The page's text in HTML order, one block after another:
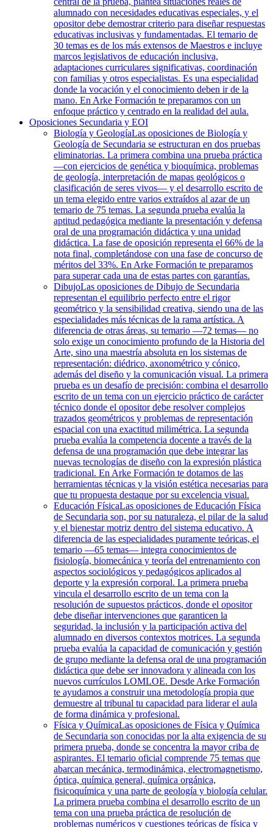
alumnado con necesidades educativas especiales, y el
opositor debe demostrar criterio para diseñar respuestas
educativas inclusivas y fundamentadas. El temario de
30 temas es de los más extensos de Maestros e incluye
marcos legislativos de educación inclusiva,
adaptaciones curriculares significativas, coordinación
con familias y otros especialistas. Es una especialidad
donde la vocación y el conocimiento deben ir de la
mano. En Arke Formación te preparamos con un
enfoque práctico y centrado en la realidad del aula.
Oposiciones Secundaria y EOI
Biología y GeologíaLas oposiciones de Biología y
Geología de Secundaria se estructuran en dos pruebas
eliminatorias. La primera combina una prueba práctica
—con ejercicios de genética y bioquímica, problemas
de geología, interpretación de mapas geológicos o
clasificación de seres vivos— y el desarrollo escrito de
un tema elegido entre varios extraídos al azar de un
temario de 75 temas. La segunda prueba evalúa la
aptitud pedagógica mediante la presentación y defensa
oral de una programación didáctica y una unidad
didáctica. La fase de oposición representa el 66% de la
nota final, completándose con una fase de concurso de
méritos del 33%. En Arke Formación te preparamos
para superar cada una de estas partes con garantías.
DibujoLas oposiciones de Dibujo de Secundaria
representan el equilibrio perfecto entre el rigor
geométrico y la sensibilidad creativa, siendo una de las
especialidades más técnicas de la rama artística. A
diferencia de otras áreas, su temario —72 temas— no
solo exige un conocimiento profundo de la Historia del
Arte, sino una maestría absoluta en los sistemas de
representación: diédrico, axonométrico y cónico,
además del diseño y la comunicación visual. La primera
prueba es un desafío de precisión: combina el desarrollo
escrito de un tema con un ejercicio práctico de carácter
técnico donde el opositor debe resolver complejos
trazados geométricos y problemas de representación
espacial con una exactitud milimétrica. La segunda
prueba evalúa la competencia docente a través de la
defensa de una programación que debe integrar las
nuevas tecnologías de diseño con la expresión plástica
tradicional. En Arke Formación te dotamos de las
herramientas técnicas y la visión estética necesarias para
que tu propuesta destaque por su excelencia visual.
Educación FísicaLas oposiciones de Educación Física
de Secundaria son, por su naturaleza, el pilar de la salud
y el bienestar motriz dentro del sistema educativo. A
diferencia de las especialidades puramente teóricas, el
temario —65 temas— integra conocimientos de
fisiología, biomecánica y teoría del entrenamiento con
aspectos sociológicos y pedagógicos aplicados al
deporte y la expresión corporal. La primera prueba
vincula el desarrollo escrito de un tema con la
resolución de supuestos prácticos, donde el opositor
debe diseñar intervenciones que garanticen la
seguridad, la inclusión y la participación activa del
alumnado en diversos contextos motrices. La segunda
prueba evalúa la capacidad de comunicación y gestión
de grupo mediante la defensa oral de una programación
didáctica que debe ser innovadora y alineada con los
nuevos currículos LOMLOE. Desde Arke Formación
te ayudamos a construir una metodología propia que
demuestre al tribunal tu capacidad para liderar el aula
de forma dinámica y profesional.
Física y QuímicaLas oposiciones de Física y Química
de Secundaria son conocidas por la alta exigencia de su
primera prueba, donde se concentra la mayor criba de
aspirantes. El temario oficial comprende 75 temas que
abarcan mecánica, termodinámica, electromagnetismo,
óptica, química general, química orgánica,
fisicoquímica y una parte de geología y biología celular.
La primera prueba combina el desarrollo escrito de un
tema con una prueba práctica de resolución de
problemas numéricos y cuestiones teóricas de física y